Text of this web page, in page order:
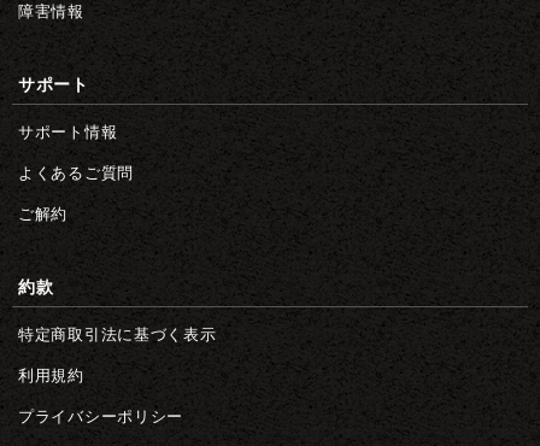
障害情報
サポート
サポート情報
よくあるご質問
ご解約
約款
特定商取引法に基づく表示
利用規約
プライバシーポリシー